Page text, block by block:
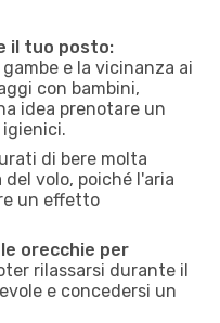
il tuo posto:
e la vicinanza ai
con bambini,
idea prenotare un
di bere molta
volo, poiché l'aria
un effetto
orecchie per
rilassarsi durante il
e concedersi un